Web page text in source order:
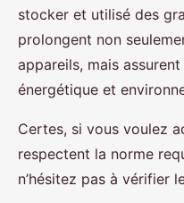
stocker et utilisé des
prolongent non
appareils, mais
énergétique et
Certes, si vous voulez
respectent la norme
n’hésitez pas à vérifier